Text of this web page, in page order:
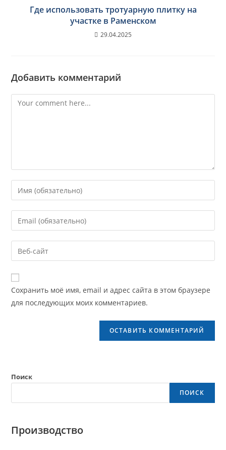
Где использовать тротуарную плитку на
участке в Раменском
29.04.2025
Добавить комментарий
Сохранить моё имя, email и адрес сайта в этом браузере
для последующих моих комментариев.
Поиск
ПОИСК
Производство